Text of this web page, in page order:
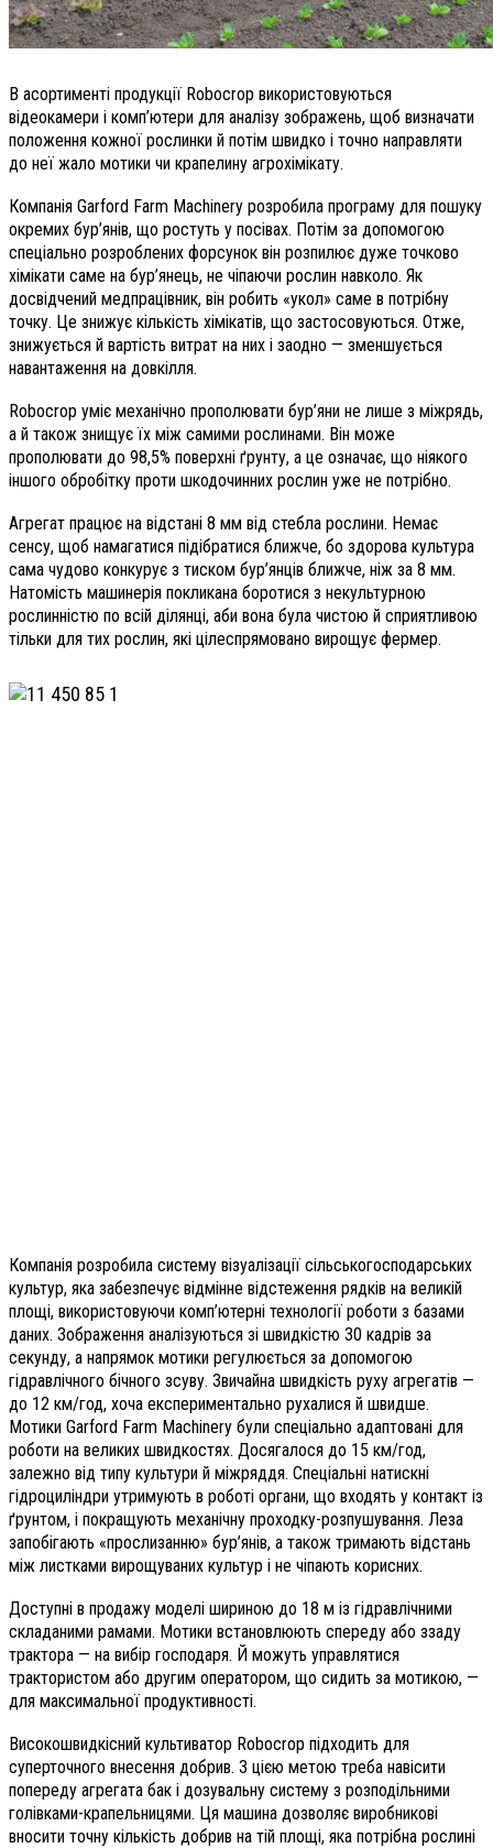
В асортименті продукції Robocrop використовуються
відеокамери і комп’ютери для аналізу зображень, щоб визначати
положення кожної рослинки й потім швидко і точно направляти
до неї жало мотики чи крапелину агрохімікату.
Компанія Garford Farm Machinery розробила програму для пошуку
окремих бур’янів, що ростуть у посівах. Потім за допомогою
спеціально розроблених форсунок він розпилює дуже точково
хімікати саме на бур’янець, не чіпаючи рослин навколо. Як
досвідчений медпрацівник, він робить «укол» саме в потрібну
точку. Це знижує кількість хімікатів, що застосовуються. Отже,
знижується й вартість витрат на них і заодно — зменшується
навантаження на довкілля.
Robocrop уміє механічно прополювати бур’яни не лише з міжрядь,
а й також знищує їх між самими рослинами. Він може
прополювати до 98,5% поверхні ґрунту, а це означає, що ніякого
іншого обробітку проти шкодочинних рослин уже не потрібно.
Агрегат працює на відстані 8 мм від стебла рослини. Немає
сенсу, щоб намагатися підібратися ближче, бо здорова культура
сама чудово конкурує з тиском бур’янців ближче, ніж за 8 мм.
Натомість машинерія покликана боротися з некультурною
рослинністю по всій ділянці, аби вона була чистою й сприятливою
тільки для тих рослин, які цілеспрямовано вирощує фермер.
Компанія розробила систему візуалізації сільськогосподарських
культур, яка забезпечує відмінне відстеження рядків на великій
площі, використовуючи комп’ютерні технології роботи з базами
даних. Зображення аналізуються зі швидкістю 30 кадрів за
секунду, а напрямок мотики регулюється за допомогою
гідравлічного бічного зсуву. Звичайна швидкість руху агрегатів —
до 12 км/год, хоча експериментально рухалися й швидше.
Мотики Garford Farm Machinery були спеціально адаптовані для
роботи на великих швидкостях. Досягалося до 15 км/год,
залежно від типу культури й міжряддя. Спеціальні натискні
гідроциліндри утримують в роботі органи, що входять у контакт із
ґрунтом, і покращують механічну проходку-розпушування. Леза
запобігають «прослизанню» бур’янів, а також тримають відстань
між листками вирощуваних культур і не чіпають корисних.
Доступні в продажу моделі шириною до 18 м із гідравлічними
складаними рамами. Мотики встановлюють спереду або ззаду
трактора — на вибір господаря. Й можуть управлятися
трактористом або другим оператором, що сидить за мотикою, —
для максимальної продуктивності.
Високошвидкісний культиватор Robocrop підходить для
суперточного внесення добрив. З цією метою треба навісити
попереду агрегата бак і дозувальну систему з розподільними
голівками-крапельницями. Ця машина дозволяє виробникові
вносити точну кількість добрив на тій площі, яка потрібна рослині